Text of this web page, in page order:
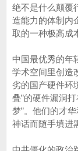
绝不是什么颠覆
造能力的体制内
取的一种极高成
中国最优秀的年
学术空间里创造
劣的国产硬件环
叠”的硬件漏洞
梦”。他们的才
神话而随手填进